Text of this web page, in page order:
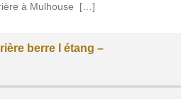
à Mulhouse […]
berre l étang –